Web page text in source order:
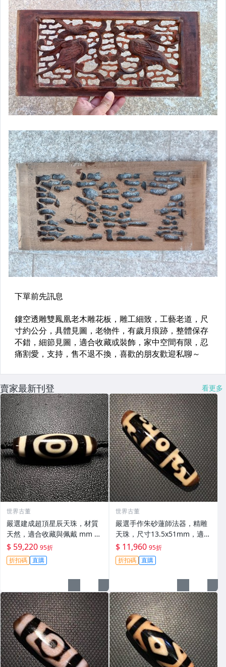
賣家最新刊登 看更多
世界古董
嚴選建成超頂星辰天珠，材質
天然，適合收藏與佩戴 mm 精
準關鍵詞：天珠 星辰 天地
$ 59,220 95折
折扣碼 直購
世界古董
嚴選手作朱砂蓮師法器，精雕
天珠，尺寸13.5x51mm，適合
收藏 天珠 法器 聖物
$ 11,960 95折
折扣碼 直購